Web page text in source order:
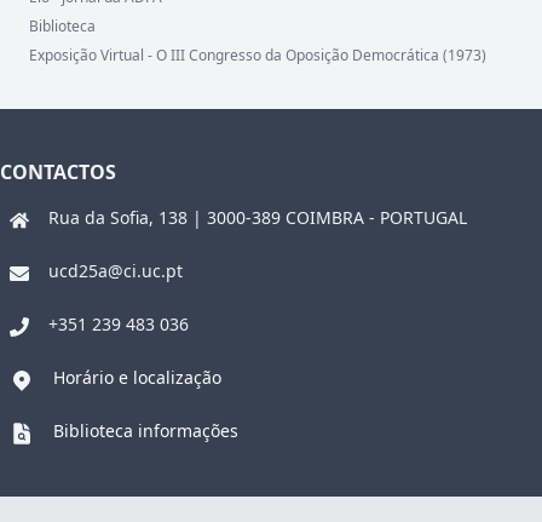
Biblioteca
Exposição Virtual - O III Congresso da Oposição Democrática (1973)
CONTACTOS
Rua da Sofia, 138 | 3000-389 COIMBRA - PORTUGAL
ucd25a@ci.uc.pt
+351 239 483 036
Horário e localização
Biblioteca informações